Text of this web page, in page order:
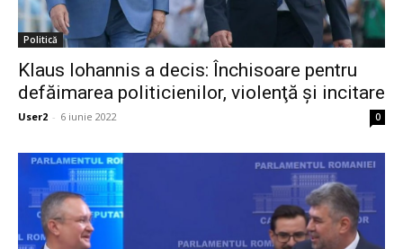
Politică
Klaus Iohannis a decis: Închisoare pentru
defăimarea politicienilor, violenţă şi incitare
User2 - 6 iunie 2022 0